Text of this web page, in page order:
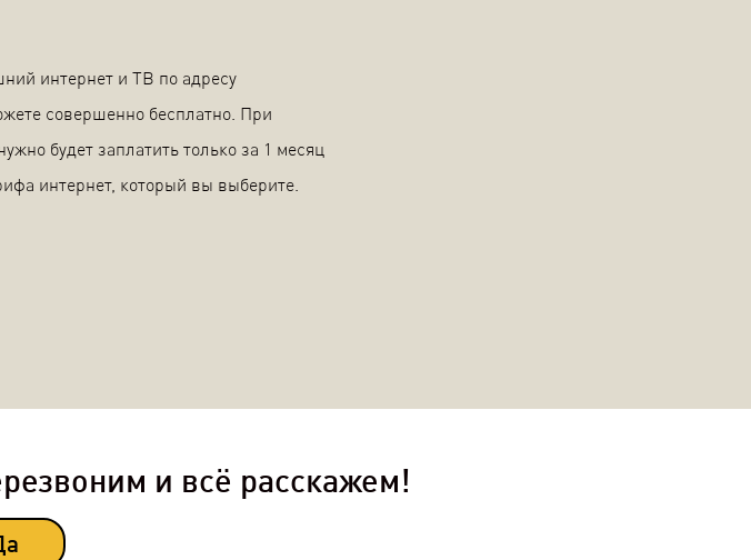
интернет и ТВ по адресу
совершенно бесплатно. При
будет заплатить только за 1 месяц
интернет, который вы выберите.
и всё расскажем!